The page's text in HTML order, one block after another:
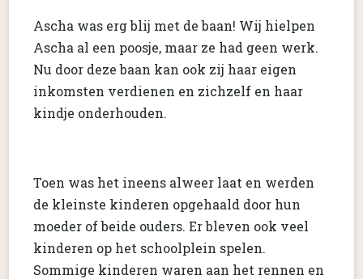
Ascha was erg blij met de baan! Wij hielpen
Ascha al een poosje, maar ze had geen werk.
Nu door deze baan kan ook zij haar eigen
inkomsten verdienen en zichzelf en haar
kindje onderhouden.
Toen was het ineens alweer laat en werden
de kleinste kinderen opgehaald door hun
moeder of beide ouders. Er bleven ook veel
kinderen op het schoolplein spelen.
Sommige kinderen waren aan het rennen en